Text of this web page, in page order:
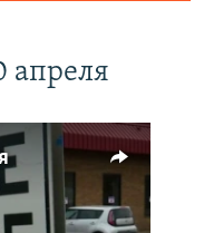
апреля